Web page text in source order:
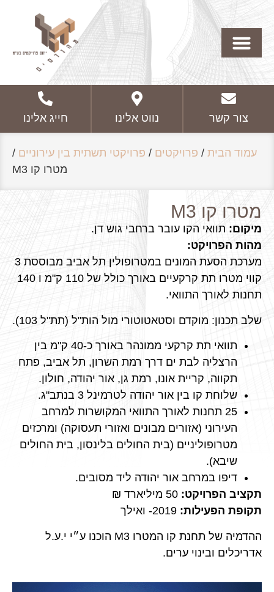
צור קשר נווט אלינו חייג אלינו
עמוד הבית / פרויקטים / פרויקטי תשתית בין עירוניים /
מטרו קו M3
מטרו קו M3
מיקום: תוואי הקו עובר ברחבי גוש דן.
מהות הפרויקט:
מערכת הסעת המונים במטרופולין תל אביב מבוססת 3
קווי מטרו תת קרקעיים באורך כולל של 110 ק"מ ו 140
תחנות לאורך התוואי.
שלב תכנון: מוקדם וסטאטוטורי מול הות"ל (תת"ל 103).
תוואי תת קרקעי ממונהר באורך כ-40 ק"מ בין
הרצליה לבת ים דרך רמת השרון, תל אביב, פתח
תקווה, קריית אונו, רמת גן, אור יהודה, חולון.
שלוחת קו בין אור יהודה לטרמינל 3 בנתב"ג.
25 תחנות לאורך התוואי המקושרות למרחב
העירוני (אזורים מבונים ואזורי תעסוקה) ומרכזים
מטרופוליניים (בית החולים בלינסון, בית החולים
שיבא).
דיפו במרחב אור יהודה ליד מסובים.
תקציב הפרויקט:
תקופת הפעילות:
ההדמיה של תחנת קו המטרו M3 הוכנו ע״י י.ע.ל
אדריכלים ובינוי ערים.